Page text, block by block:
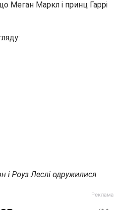
Меган Маркл і принц Гаррі
і Роуз Леслі одружилися